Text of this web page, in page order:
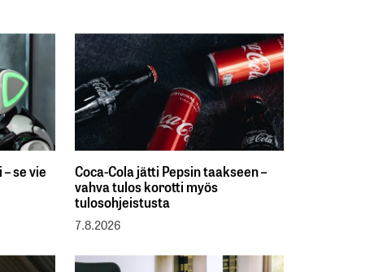
se vie Coca-Cola jätti Pepsin taakseen –
vahva tulos korotti myös
tulosohjeistusta
7.8.2026